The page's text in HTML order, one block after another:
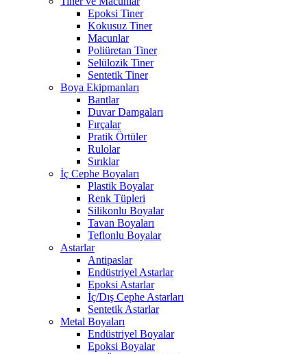
Epoksi Tiner
Kokusuz Tiner
Macunlar
Poliüretan Tiner
Selülozik Tiner
Sentetik Tiner
Boya Ekipmanları
Bantlar
Duvar Damgaları
Fırçalar
Pratik Örtüler
Rulolar
Sırıklar
İç Cephe Boyaları
Plastik Boyalar
Renk Tüpleri
Silikonlu Boyalar
Tavan Boyaları
Teflonlu Boyalar
Astarlar
Antipaslar
Endüstriyel Astarlar
Epoksi Astarlar
İç/Dış Cephe Astarları
Sentetik Astarlar
Metal Boyaları
Endüstriyel Boyalar
Epoksi Boyalar